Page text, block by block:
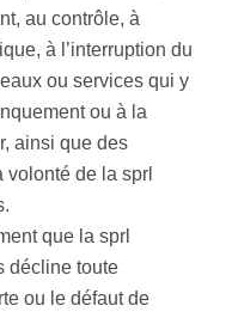
au contrôle, à
à l’interruption du
ou services qui y
ou à la
ainsi que des
de la sprl
que la sprl
décline toute
ou le défaut de